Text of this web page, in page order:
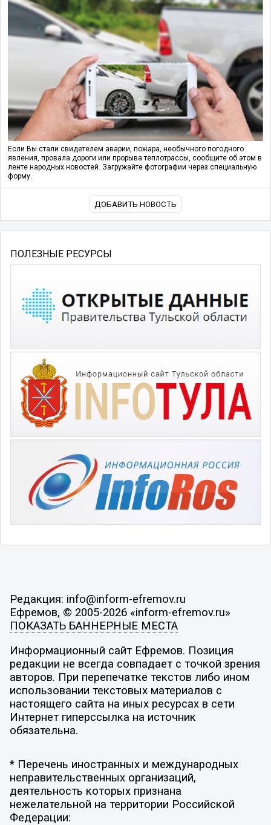
Если Вы стали свидетелем аварии, пожара, необычного погодного
явления, провала дороги или прорыва теплотрассы, сообщите об этом в
ленте народных новостей. Загружайте фотографии через специальную
форму.
ДОБАВИТЬ НОВОСТЬ
ПОЛЕЗНЫЕ РЕСУРСЫ
Редакция: info@inform-efremov.ru
Ефремов, © 2005-2026 «inform-efremov.ru»
ПОКАЗАТЬ БАННЕРНЫЕ МЕСТА
Информационный сайт Ефремов. Позиция
редакции не всегда совпадает с точкой зрения
авторов. При перепечатке текстов либо ином
использовании текстовых материалов с
настоящего сайта на иных ресурсах в сети
Интернет гиперссылка на источник
обязательна.
* Перечень иностранных и международных
неправительственных организаций,
деятельность которых признана
нежелательной на территории Российской
Федерации: